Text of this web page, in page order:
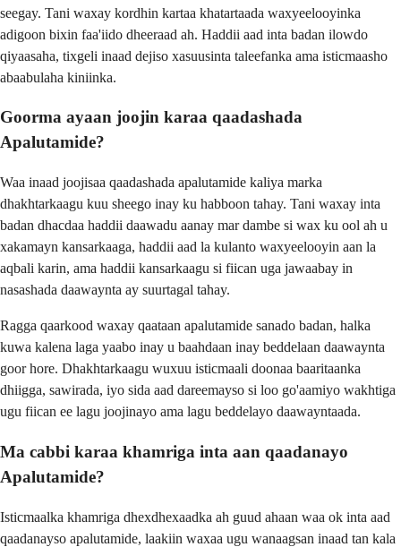
seegay. Tani waxay kordhin kartaa khatartaada waxyeelooyinka
adigoon bixin faa'iido dheeraad ah. Haddii aad inta badan ilowdo
qiyaasaha, tixgeli inaad dejiso xasuusinta taleefanka ama isticmaasho
abaabulaha kiniinka.
Goorma ayaan joojin karaa qaadashada
Apalutamide?
Waa inaad joojisaa qaadashada apalutamide kaliya marka
dhakhtarkaagu kuu sheego inay ku habboon tahay. Tani waxay inta
badan dhacdaa haddii daawadu aanay mar dambe si wax ku ool ah u
xakamayn kansarkaaga, haddii aad la kulanto waxyeelooyin aan la
aqbali karin, ama haddii kansarkaagu si fiican uga jawaabay in
nasashada daawaynta ay suurtagal tahay.
Ragga qaarkood waxay qaataan apalutamide sanado badan, halka
kuwa kalena laga yaabo inay u baahdaan inay beddelaan daawaynta
goor hore. Dhakhtarkaagu wuxuu isticmaali doonaa baaritaanka
dhiigga, sawirada, iyo sida aad dareemayso si loo go'aamiyo wakhtiga
ugu fiican ee lagu joojinayo ama lagu beddelayo daawayntaada.
Ma cabbi karaa khamriga inta aan qaadanayo
Apalutamide?
Isticmaalka khamriga dhexdhexaadka ah guud ahaan waa ok inta aad
qaadanayso apalutamide, laakiin waxaa ugu wanaagsan inaad tan kala